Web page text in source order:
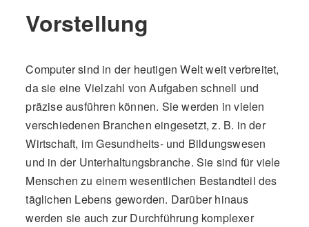
Vorstellung
Computer sind in der heutigen Welt weit verbreitet,
da sie eine Vielzahl von Aufgaben schnell und
präzise ausführen können. Sie werden in vielen
verschiedenen Branchen eingesetzt, z. B. in der
Wirtschaft, im Gesundheits- und Bildungswesen
und in der Unterhaltungsbranche. Sie sind für viele
Menschen zu einem wesentlichen Bestandteil des
täglichen Lebens geworden. Darüber hinaus
werden sie auch zur Durchführung komplexer